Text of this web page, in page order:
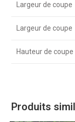
Largeur de coupe
Largeur de coupe
Hauteur de coupe
Produits